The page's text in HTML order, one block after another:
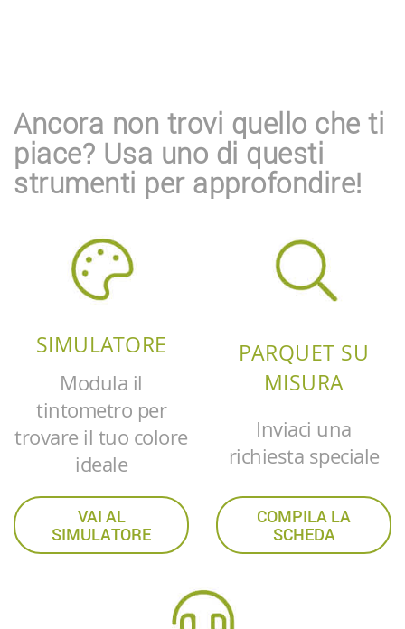
Ancora non trovi quello che ti
piace? Usa uno di questi
strumenti per approfondire!
SIMULATORE
Modula il
tintometro per
trovare il tuo colore
ideale
VAI AL
SIMULATORE
PARQUET SU
MISURA
Inviaci una
richiesta speciale
COMPILA LA
SCHEDA